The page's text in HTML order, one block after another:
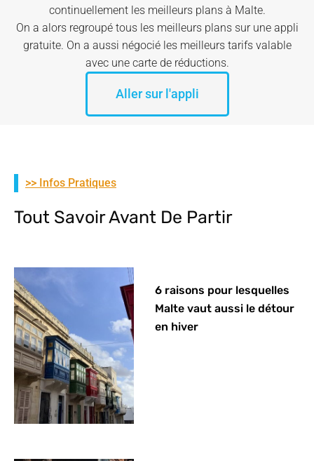
continuellement les meilleurs plans à Malte.
On a alors regroupé tous les meilleurs plans sur une appli
gratuite. On a aussi négocié les meilleurs tarifs valable
avec une carte de réductions.
Aller sur l'appli
>> Infos Pratiques
Tout Savoir Avant De Partir
6 raisons pour lesquelles
Malte vaut aussi le détour
en hiver